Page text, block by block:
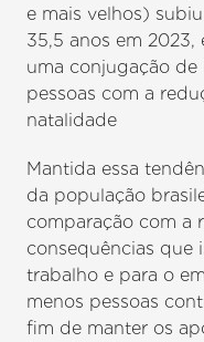
e mais velhos)
35,5 anos em
uma conjugação
pessoas com a
natalidade
Mantida essa
da população
comparação com a
consequências que
trabalho e para o
menos pessoas
fim de manter os